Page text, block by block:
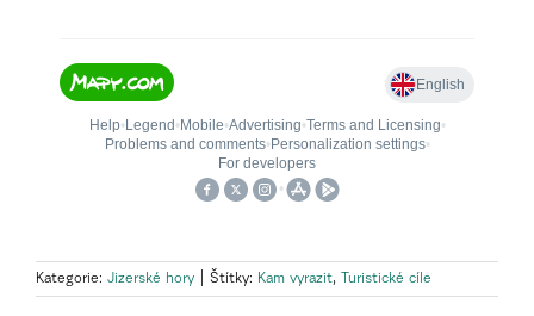
Kategorie: Jizerské hory Štítky: Kam vyrazit, Turistické cíle